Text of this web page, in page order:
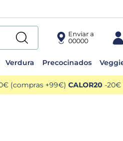
Enviar a
00000
Verdura Precocinados
(compras +99€) CALOR20 -20€